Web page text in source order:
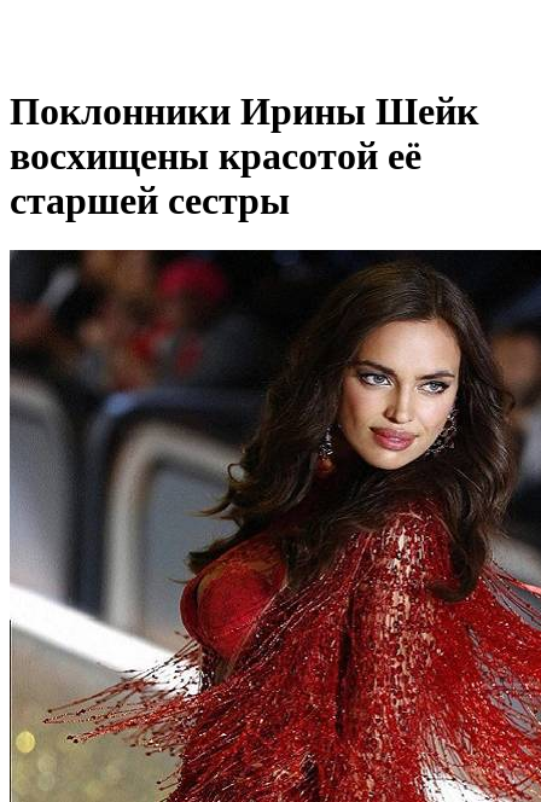
Поклонники Ирины Шейк
восхищены красотой её
старшей сестры